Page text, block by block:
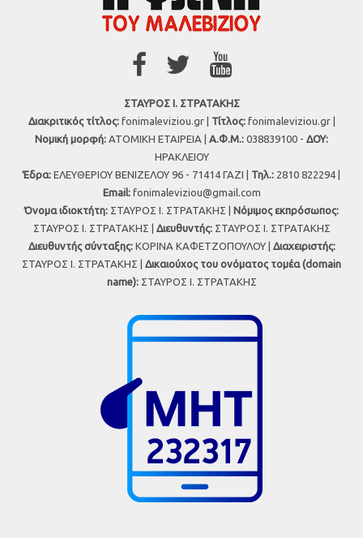
ΣΤΑΥΡΟΣ Ι. ΣΤΡΑΤΑΚΗΣ
Διακριτικός τίτλος:fonimaleviziou.gr | Τίτλος:fonimaleviziou.gr |
Νομική μορφή: ΑΤΟΜΙΚΗ ΕΤΑΙΡΕΙΑ | Α.Φ.Μ.: 038839100 - ΔΟΥ:
ΗΡΑΚΛΕΙΟΥ
Έδρα: ΕΛΕΥΘΕΡΙΟΥ ΒΕΝΙΖΕΛΟΥ 96 - 71414 ΓΑΖΙ | Τηλ.: 2810 822294 |
Εmail: fonimaleviziou@gmail.com
Όνομα ιδιοκτήτη: ΣΤΑΥΡΟΣ Ι. ΣΤΡΑΤΑΚΗΣ | Νόμιμος εκπρόσωπος:
ΣΤΑΥΡΟΣ Ι. ΣΤΡΑΤΑΚΗΣ | Διευθυντής:ΣΤΑΥΡΟΣ Ι. ΣΤΡΑΤΑΚΗΣ
Διευθυντής σύνταξης:ΚΟΡΙΝΑ ΚΑΦΕΤΖΟΠΟΥΛΟΥ | Διαχειριστής:
ΣΤΑΥΡΟΣ Ι. ΣΤΡΑΤΑΚΗΣ | Δικαιούχος του ονόματος τομέα (domain
name):ΣΤΑΥΡΟΣ Ι. ΣΤΡΑΤΑΚΗΣ